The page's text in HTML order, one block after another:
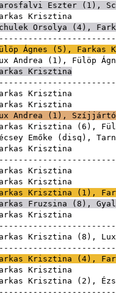
Eszter ( 1 ),
Orsolya ( 4 ),
Ágnes ( 5 ), Farkas
Andrea ( 1 ), Fülöp
Krisztina
Andrea ( 1 ), Szíjjártó
Krisztina ( 6 ),
Emőke ( disq ),
Krisztina ( 1 ),
Fruzsina ( 8 ),
Krisztina ( 8 ),
Krisztina ( 4),
Krisztina ( 2 ),